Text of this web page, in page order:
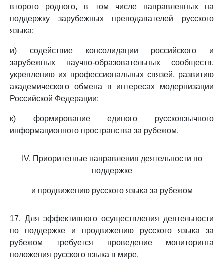
второго родного, в том числе направленных на
поддержку зарубежных преподавателей русского
языка;
и) содействие консолидации российского и
зарубежных научно-образовательных сообществ,
укреплению их профессиональных связей, развитию
академического обмена в интересах модернизации
Российской Федерации;
к) формирование единого русскоязычного
информационного пространства за рубежом.
IV. Приоритетные направления деятельности по
поддержке
и продвижению русского языка за рубежом
17. Для эффективного осуществления деятельности
по поддержке и продвижению русского языка за
рубежом требуется проведение мониторинга
положения русского языка в мире.